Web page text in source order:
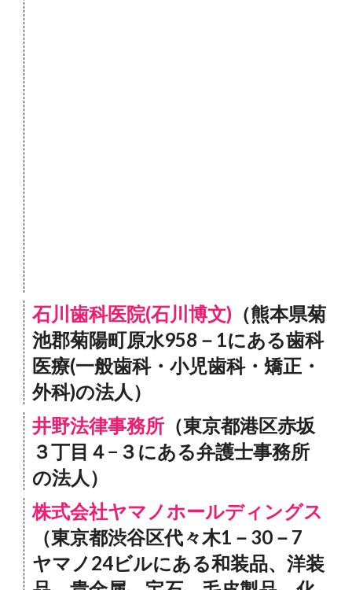
石川歯科医院(石川博文) （熊本県菊
池郡菊陽町原水958－1にある歯科
医療(一般歯科・小児歯科・矯正・
外科)の法人）
井野法律事務所 （東京都港区赤坂
３丁目４−３にある弁護士事務所
の法人）
株式会社ヤマノホールディングス
（東京都渋谷区代々木1－30－7
ヤマノ24ビルにある和装品、洋装